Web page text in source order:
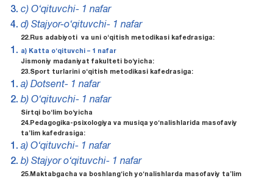
c) O‘qituvchi- 1 nafar
d) Stajyor-o‘qituvchi- 1 nafar
22.Rus adabiyoti va uni o‘qitish metodikasi kafedrasiga:
a) Katta o‘qituvchi – 1 nafar
Jismoniy madaniyat fakulteti bo‘yicha:
23.Sport turlarini o‘qitish metodikasi kafedrasiga:
a) Dotsent- 1 nafar
b) O‘qituvchi- 1 nafar
Sirtqi bo‘lim bo‘yicha
24.Pedagogika- psixologiya va musiqayo‘nalishlarida masofaviy
ta’lim kafedrasiga:
a) O‘qituvchi- 1 nafar
b) Stajyor o‘qituvchi- 1 nafar
25.Maktabgacha va boshlang‘ich yo‘nalishlarda masofaviy ta’lim